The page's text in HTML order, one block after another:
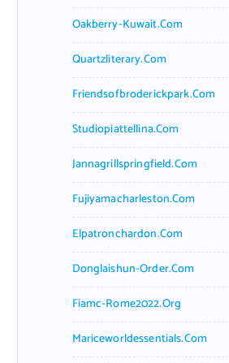
Oakberry-Kuwait.com
Quartzliterary.com
Friendsofbroderickpark.com
Studiopiattellina.com
Jannagrillspringfield.com
Fujiyamacharleston.com
Elpatronchardon.com
Donglaishun-Order.com
Fiamc-Rome2022.org
Mariceworldessentials.com